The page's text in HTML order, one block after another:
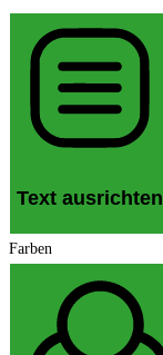
Text ausrichten
Farben